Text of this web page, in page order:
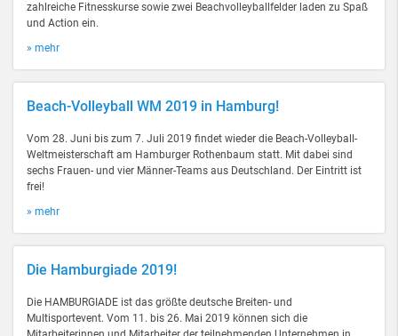
zahlreiche Fitnesskurse sowie zwei Beachvolleyballfelder laden zu Spaß
und Action ein.
» mehr
Beach-Volleyball WM 2019 in Hamburg!
Vom 28. Juni bis zum 7. Juli 2019 findet wieder die Beach-Volleyball-
Weltmeisterschaft am Hamburger Rothenbaum statt. Mit dabei sind
sechs Frauen- und vier Männer-Teams aus Deutschland. Der Eintritt ist
frei!
» mehr
Die Hamburgiade 2019!
Die HAMBURGIADE ist das größte deutsche Breiten- und
Multisportevent. Vom 11. bis 26. Mai 2019 können sich die